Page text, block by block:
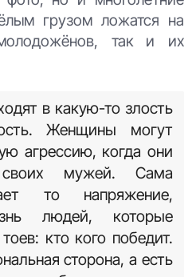
Это как гонка
приведет ни к чему
к взрыву, к тому,
быть лучше, чем у
и друзей'," -
оставляют после себя
фото, но и многолетние
грузом ложатся на
так и их